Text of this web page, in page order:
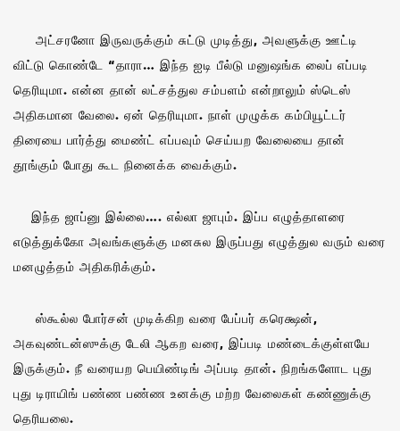
அட்சரனோ இருவருக்கும் சுட்டு முடித்து, அவளுக்கு ஊட்டி
விட்டு கொண்டே “தாரா… இந்த ஐடி பீல்டு மனுஷங்க லைப் எப்படி
தெரியுமா. என்ன தான் லட்சத்துல சம்பளம் என்றாலும் ஸ்டெஸ்
அதிகமான வேலை. ஏன் தெரியுமா. நாள் முழுக்க கம்பியூட்டர்
திரையை பார்த்து மைண்ட் எப்பவும் செய்யற வேலையை தான்
தூங்கும் போது கூட நினைக்க வைக்கும்.
இந்த ஜாப்னு இல்லை…. எல்லா ஜாபும். இப்ப எழுத்தாளரை
எடுத்துக்கோ அவங்களுக்கு மனசுல இருப்பது எழுத்துல வரும் வரை
மனழுத்தம் அதிகரிக்கும்.
ஸ்கூல்ல போர்சன் முடிக்கிற வரை பேப்பர் கரெக்ஷன்,
அகவுண்டன்ஸுக்கு டேலி ஆகற வரை, இப்படி மண்டைக்குள்ளயே
இருக்கும். நீ வரையற பெயிண்டிங் அப்படி தான். நிறங்களோட புது
புது டிராயிங் பண்ண பண்ண உனக்கு மற்ற வேலைகள் கண்ணுக்கு
தெரியலை.